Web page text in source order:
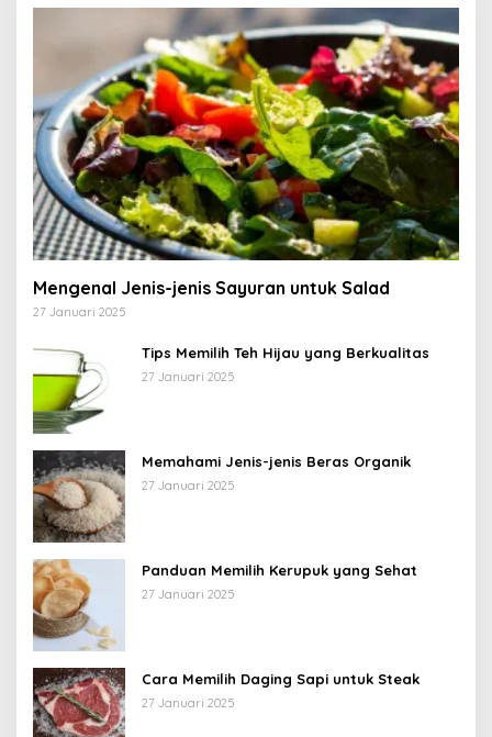
Mengenal Jenis-jenis Sayuran untuk Salad
27 Januari 2025
Tips Memilih Teh Hijau yang Berkualitas
27 Januari 2025
Memahami Jenis-jenis Beras Organik
27 Januari 2025
Panduan Memilih Kerupuk yang Sehat
27 Januari 2025
Cara Memilih Daging Sapi untuk Steak
27 Januari 2025